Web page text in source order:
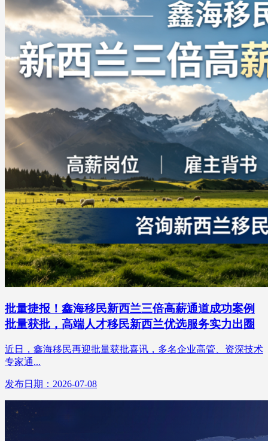
批量捷报！鑫海移民新西兰三倍高薪通道成功案例
批量获批，高端人才移民新西兰优选服务实力出圈
近日，鑫海移民再迎批量获批喜讯，多名企业高管、资深技术
专家通...
发布日期：2026-07-08